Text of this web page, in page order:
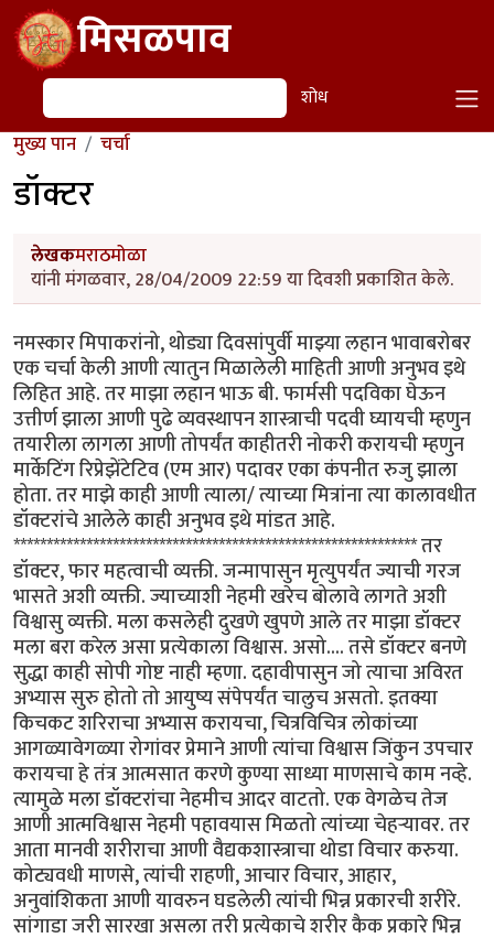
Skip to main contentमिसळपाव
शोध शोध
मुख्य पान चर्चा
डॉक्टर
लेखकमराठमोळा
यांनी मंगळवार, 28/04/2009 22:59 या दिवशी प्रकाशित केले.
नमस्कार मिपाकरांनो, थोड्या दिवसांपुर्वी माझ्या लहान भावाबरोबर
एक चर्चा केली आणी त्यातुन मिळालेली माहिती आणी अनुभव इथे
लिहित आहे. तर माझा लहान भाऊ बी. फार्मसी पदविका घेऊन
उत्तीर्ण झाला आणी पुढे व्यवस्थापन शास्त्राची पदवी घ्यायची म्हणुन
तयारीला लागला आणी तोपर्यंत काहीतरी नोकरी करायची म्हणुन
मार्केटिंग रिप्रेझेंटेटिव (एम आर) पदावर एका कंपनीत रुजु झाला
होता. तर माझे काही आणी त्याला/ त्याच्या मित्रांना त्या कालावधीत
डॉक्टरांचे आलेले काही अनुभव इथे मांडत आहे.
************************************************************* तर
डॉक्टर, फार महत्वाची व्यक्ती. जन्मापासुन मृत्युपर्यंत ज्याची गरज
भासते अशी व्यक्ती. ज्याच्याशी नेहमी खरेच बोलावे लागते अशी
विश्वासु व्यक्ती. मला कसलेही दुखणे खुपणे आले तर माझा डॉक्टर
मला बरा करेल असा प्रत्येकाला विश्वास. असो.... तसे डॉक्टर बनणे
सुद्धा काही सोपी गोष्ट नाही म्हणा. दहावीपासुन जो त्याचा अविरत
अभ्यास सुरु होतो तो आयुष्य संपेपर्यंत चालुच असतो. इतक्या
किचकट शरिराचा अभ्यास करायचा, चित्रविचित्र लोकांच्या
आगळ्यावेगळ्या रोगांवर प्रेमाने आणी त्यांचा विश्वास जिंकुन उपचार
करायचा हे तंत्र आत्मसात करणे कुण्या साध्या माणसाचे काम नव्हे.
त्यामुळे मला डॉक्टरांचा नेहमीच आदर वाटतो. एक वेगळेच तेज
आणी आत्मविश्वास नेहमी पहावयास मिळतो त्यांच्या चेहर्‍यावर. तर
आता मानवी शरीराचा आणी वैद्यकशास्त्राचा थोडा विचार करुया.
कोट्यवधी माणसे, त्यांची राहणी, आचार विचार, आहार,
अनुवांशिकता आणी यावरुन घडलेली त्यांची भिन्न प्रकारची शरीरे.
सांगाडा जरी सारखा असला तरी प्रत्येकाचे शरीर कैक प्रकारे भिन्न